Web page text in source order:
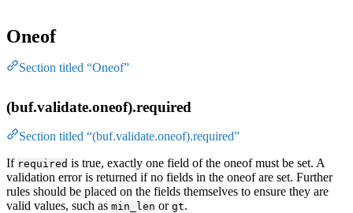
Oneof
Section titled “Oneof”
(buf.validate.oneof).required
Section titled “(buf.validate.oneof).required”
If required is true, exactly one field of the oneof must be set. A
validation error is returned if no fields in the oneof are set. Further
rules should be placed on the fields themselves to ensure they are
valid values, such as min_len or gt.